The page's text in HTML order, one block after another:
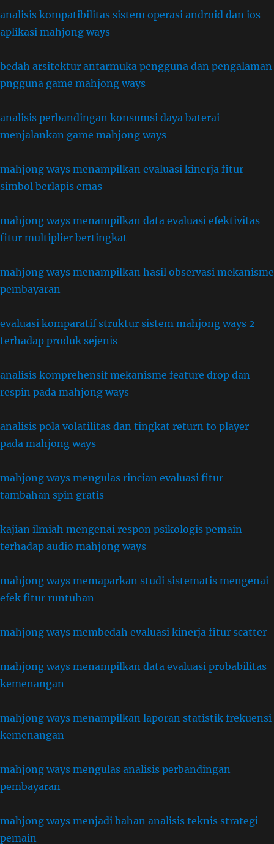
analisis kompatibilitas sistem operasi android dan ios
aplikasi mahjong ways
bedah arsitektur antarmuka pengguna dan pengalaman
pngguna game mahjong ways
analisis perbandingan konsumsi daya baterai
menjalankan game mahjong ways
mahjong ways menampilkan evaluasi kinerja fitur
simbol berlapis emas
mahjong ways menampilkan data evaluasi efektivitas
fitur multiplier bertingkat
mahjong ways menampilkan hasil observasi mekanisme
pembayaran
evaluasi komparatif struktur sistem mahjong ways 2
terhadap produk sejenis
analisis komprehensif mekanisme feature drop dan
respin pada mahjong ways
analisis pola volatilitas dan tingkat return to player
pada mahjong ways
mahjong ways mengulas rincian evaluasi fitur
tambahan spin gratis
kajian ilmiah mengenai respon psikologis pemain
terhadap audio mahjong ways
mahjong ways memaparkan studi sistematis mengenai
efek fitur runtuhan
mahjong ways membedah evaluasi kinerja fitur scatter
mahjong ways menampilkan data evaluasi probabilitas
kemenangan
mahjong ways menampilkan laporan statistik frekuensi
kemenangan
mahjong ways mengulas analisis perbandingan
pembayaran
mahjong ways menjadi bahan analisis teknis strategi
pemain